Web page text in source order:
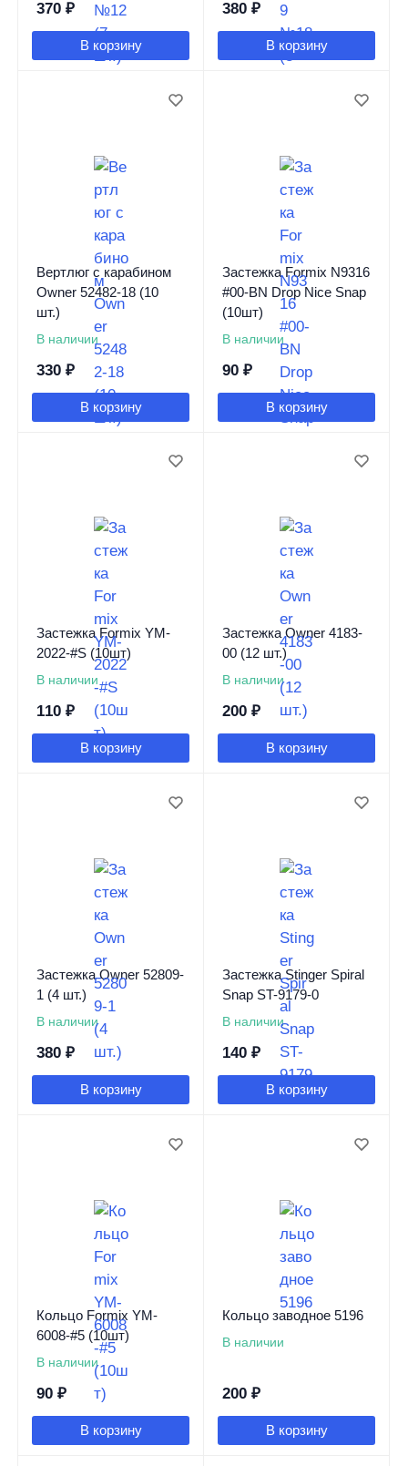
370 ₽
В корзину
380 ₽
В корзину
Вертлюг с карабином
Owner 52482-18 (10
шт.)
В наличии
330 ₽
В корзину
Застежка Formix N9316
#00-BN Drop Nice Snap
(10шт)
В наличии
90 ₽
В корзину
Застежка Formix YM-
2022-#S (10шт)
В наличии
110 ₽
В корзину
Застежка Owner 4183-
00 (12 шт.)
В наличии
200 ₽
В корзину
Застежка Owner 52809-
1 (4 шт.)
В наличии
380 ₽
В корзину
Застежка Stinger Spiral
Snap ST-9179-0
В наличии
140 ₽
В корзину
Кольцо Formix YM-
6008-#5 (10шт)
В наличии
90 ₽
В корзину
Кольцо заводное 5196
В наличии
200 ₽
В корзину